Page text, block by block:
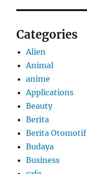
Categories
Alien
Animal
anime
Applications
Beauty
Berita
Berita Otomotif
Budaya
Business